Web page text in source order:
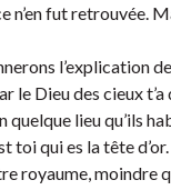
n’en fut retrouvée.
l’explication
le Dieu des cieux
quelque lieu qu’ils
toi qui es la tête d’or.
royaume, moindre